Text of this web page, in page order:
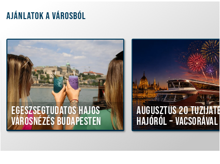
Ajánlatok a városból
hajós
Budapesten
Augusztus 20 tűzijáték
hajóról – vacsorával